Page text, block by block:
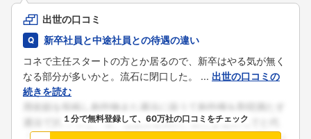
出世の口コミ
新卒社員と中途社員との待遇の違い
コネで主任スタートの方とか居るので、新卒はやる気が無く
なる部分が多いかと。流石に閉口した。 ... 出世の口コミの
続きを読む
１分で無料登録して、60万社の口コミをチェック